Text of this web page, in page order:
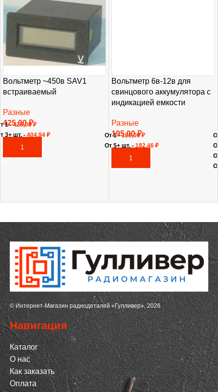
Вольтметр ~450в SAV1
встраиваемый
Разные
425,00₽
В КОРЗИНУ
1 -425,00₽
3+ шт. - 404,94 ₽
Вольтметр 6в-12в для
свинцового аккумулятора с
индикацией емкости
Разные
195,00₽
В КОРЗИНУ
От 1 -195,00₽
От 5+ шт. - 182,46 ₽
© Интернет-Магазин радиодеталей «Гулливер», 2026
Навигация
Каталог
О нас
Как заказать
Оплата